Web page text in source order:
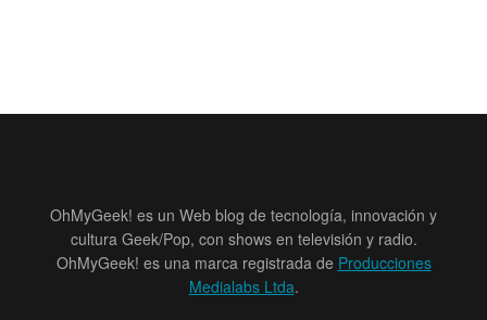
OhMyGeek! es un Web blog de tecnología, innovación y
cultura Geek/Pop, con shows en televisión y radio.
OhMyGeek! es una marca registrada de Producciones
Medialabs Ltda.